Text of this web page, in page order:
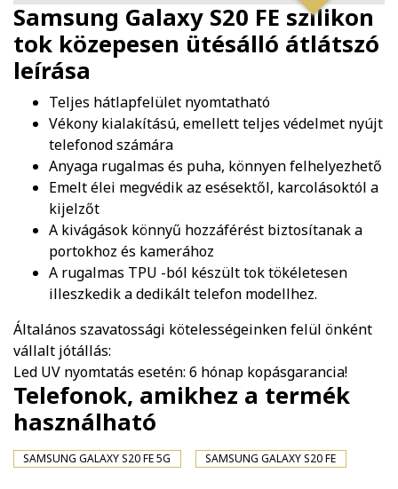
Samsung Galaxy S20 FE szilikon
tok közepesen ütésálló átlátszó
leírása
Teljes hátlapfelület nyomtatható
Vékony kialakítású, emellett teljes védelmet nyújt
telefonod számára
Anyaga rugalmas és puha, könnyen felhelyezhető
Emelt élei megvédik az esésektől, karcolásoktól a
kijelzőt
A kivágások könnyű hozzáférést biztosítanak a
portokhoz és kamerához
A rugalmas TPU -ból készült tok tökéletesen
illeszkedik a dedikált telefon modellhez.
Általános szavatossági kötelességeinken felül önként
vállalt jótállás:
Led UV nyomtatás esetén: 6 hónap kopásgarancia!
Telefonok, amikhez a termék
használható
SAMSUNG GALAXY S20 FE 5G SAMSUNG GALAXY S20 FE